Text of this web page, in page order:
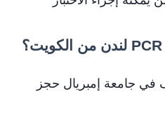
جامعة إمبريال حجز